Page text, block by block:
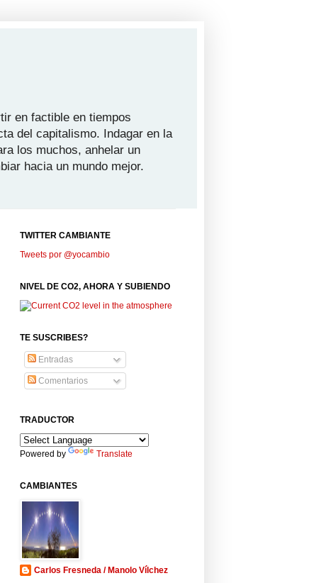
en factible en tiempos
del capitalismo. Indagar en la
los muchos, anhelar un
hacia un mundo mejor.
TWITTER CAMBIANTE
Tweets por @yocambio
NIVEL DE CO2, AHORA Y SUBIENDO
TE SUSCRIBES?
Entradas
Comentarios
TRADUCTOR
Powered by Translate
CAMBIANTES
Carlos Fresneda / Manolo Vílchez